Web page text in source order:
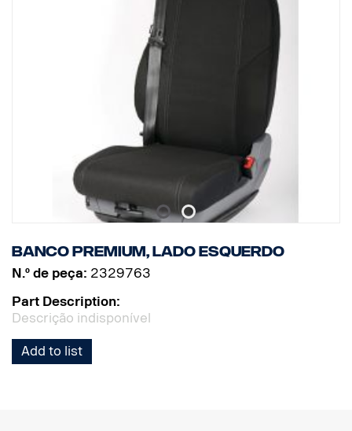
Banco Premium, lado esquerdo
N.º de peça: 2329763
Part Description:
Descrição indisponível
Add to list